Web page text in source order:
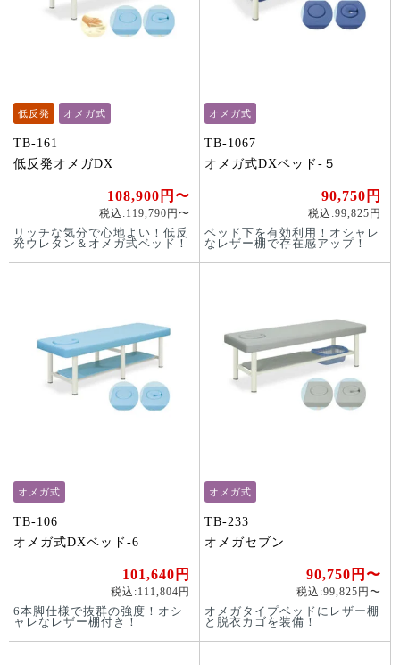
低反発 オメガ式
TB-161
低反発オメガDX
108,900円〜
税込:119,790円〜
リッチな気分で心地よい！低反
発ウレタン＆オメガ式ベッド！
オメガ式
TB-1067
オメガ式DXベッド-５
90,750円
税込:99,825円
ベッド下を有効利用！オシャレ
なレザー棚で存在感アップ！
オメガ式
TB-106
オメガ式DXベッド-6
101,640円
税込:111,804円
6本脚仕様で抜群の強度！オシ
ャレなレザー棚付き！
オメガ式
TB-233
オメガセブン
90,750円〜
税込:99,825円〜
オメガタイプベッドにレザー棚
と脱衣カゴを装備！